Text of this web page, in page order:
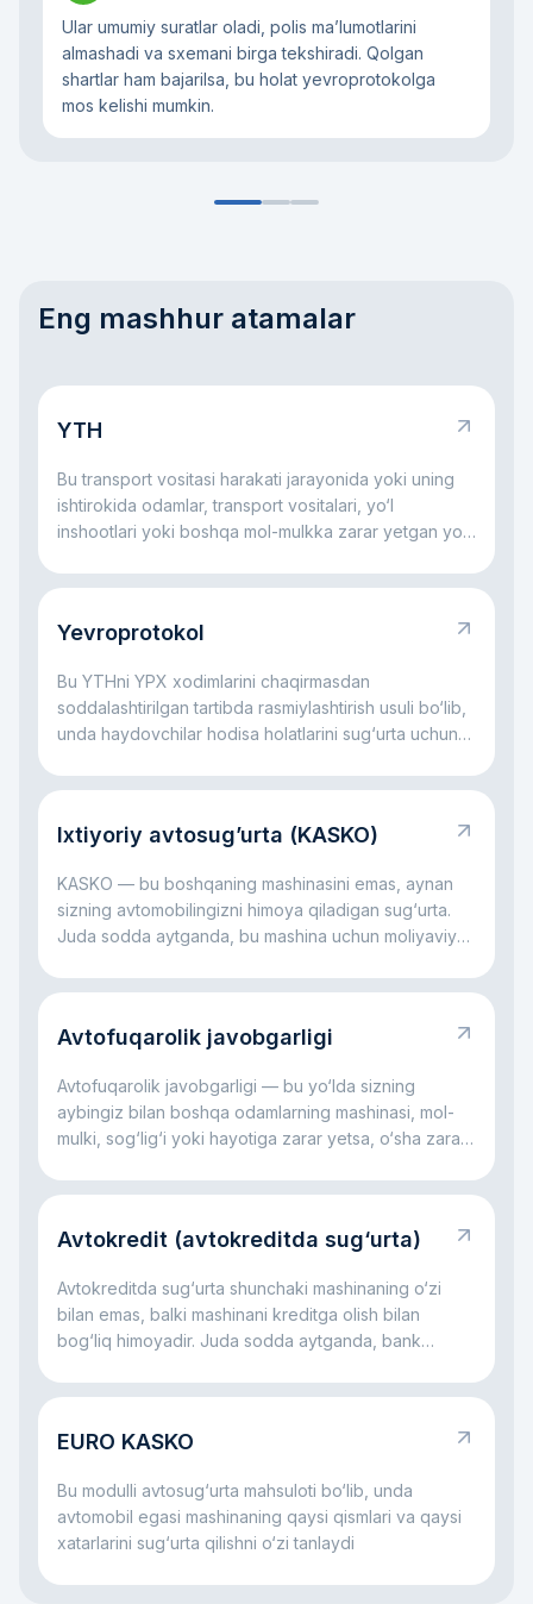
Ular umumiy suratlar oladi, polis ma’lumotlarini
almashadi va sxemani birga tekshiradi. Qolgan
shartlar ham bajarilsa, bu holat yevroprotokolga
mos kelishi mumkin.
Eng mashhur atamalar
YTH
Bu transport vositasi harakati jarayonida yoki uning
ishtirokida odamlar, transport vositalari, yo‘l
inshootlari yoki boshqa mol-mulkka zarar yetgan yo‘l
Yevroprotokol
Bu YTHni YPX xodimlarini chaqirmasdan
soddalashtirilgan tartibda rasmiylashtirish usuli bo‘lib,
unda haydovchilar hodisa holatlarini sug‘urta uchun
Ixtiyoriy avtosug’urta (KASKO)
KASKO — bu boshqaning mashinasini emas, aynan
sizning avtomobilingizni himoya qiladigan sug‘urta.
Juda sodda aytganda, bu mashina uchun moliyaviy
avtoturargohda shikast yetsa, daraxt tushsa yoki
qismini sug‘urta kompaniyasi o‘z zimmasiga olishi
avtomobil xarajatlari bilan yolg‘iz qoldirmaslikka
yordam beradi.
Avtofuqarolik javobgarligi
Avtofuqarolik javobgarligi — bu yo‘lda sizning
aybingiz bilan boshqa odamlarning mashinasi, mol-
mulki, sog‘lig‘i yoki hayotiga zarar yetsa, o‘sha zarar
aytganda, bu rulda qilingan xato boshqaning zarariga
bu javobgarlik jabrlanuvchi kompensatsiyasiz
ko‘tarmasligi uchun kerak.
Avtokredit (avtokreditda sug‘urta)
Avtokreditda sug‘urta shunchaki mashinaning o‘zi
bilan emas, balki mashinani kreditga olish bilan
bog‘liq himoyadir. Juda sodda aytganda, bank
jarayoni ham himoyalangan bo‘lishini xohlaydi. Shu
bo‘ladi: u mashina bilan jiddiy muammo yuz bersa,
kamaytirishga yordam beradi.
EURO KASKO
Bu modulli avtosug‘urta mahsuloti bo‘lib, unda
avtomobil egasi mashinaning qaysi qismlari va qaysi
xatarlarini sug‘urta qilishni o‘zi tanlaydi